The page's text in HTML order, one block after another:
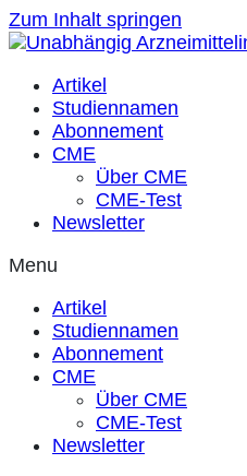
Zum Inhalt springen
Artikel
Studiennamen
Abonnement
CME
Über CME
CME-Test
Newsletter
Menu
Artikel
Studiennamen
Abonnement
CME
Über CME
CME-Test
Newsletter